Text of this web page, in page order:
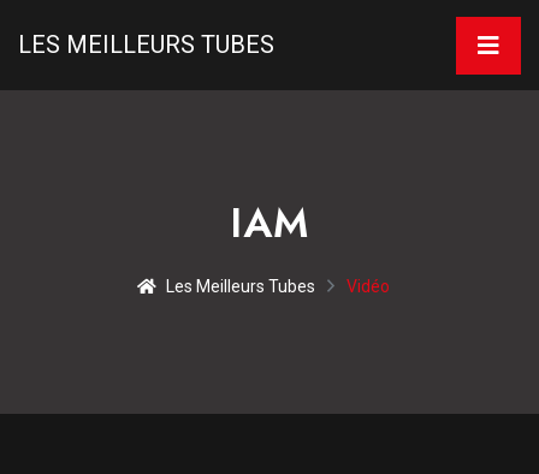
LES MEILLEURS TUBES
IAM
Les Meilleurs Tubes Vidéo